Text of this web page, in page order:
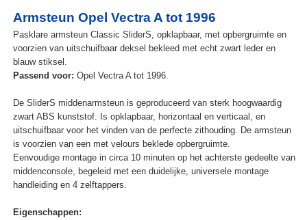
Armsteun Opel Vectra A tot 1996
Pasklare armsteun Classic SliderS, opklapbaar, met opbergruimte en
voorzien van uitschuifbaar deksel bekleed met echt zwart leder en
blauw stiksel.
Passend voor: Opel Vectra A tot 1996.
De SliderS middenarmsteun is geproduceerd van sterk hoogwaardig
zwart ABS kunststof. Is opklapbaar, horizontaal en verticaal, en
uitschuifbaar voor het vinden van de perfecte zithouding. De armsteun
is voorzien van een met velours beklede opbergruimte.
Eenvoudige montage in circa 10 minuten op het achterste gedeelte van
middenconsole, begeleid met een duidelijke, universele montage
handleiding en 4 zelftappers.
Eigenschappen: